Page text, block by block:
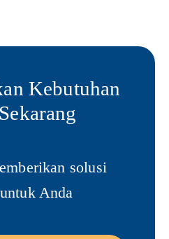
Kebutuhan
solusi
Anda